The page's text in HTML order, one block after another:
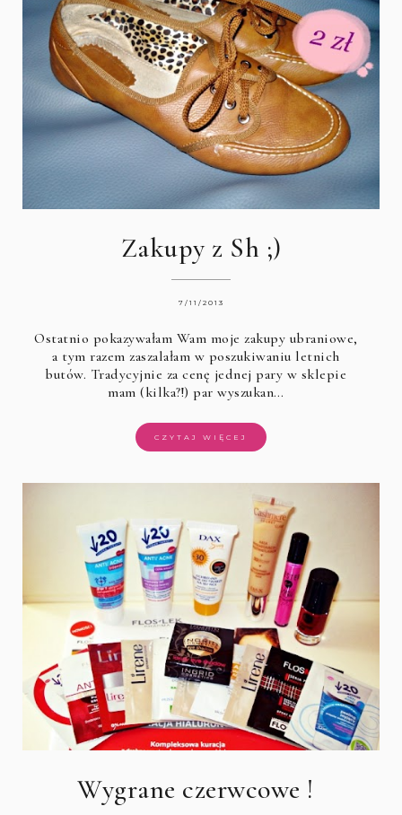
Zakupy z Sh ;)
7/11/2013
Ostatnio pokazywałam Wam moje zakupy ubraniowe,
a tym razem zaszalałam w poszukiwaniu letnich
butów. Tradycyjnie za cenę jednej pary w sklepie
mam (kilka?!) par wyszukan…
CZYTAJ WIĘCEJ
Wygrane czerwcowe !